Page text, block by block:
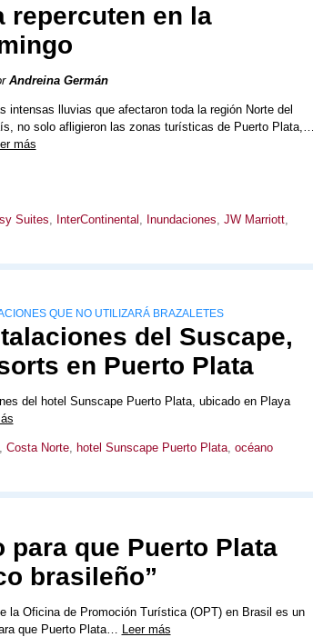
repercuten en la
Andreina Germán
intensas lluvias que afectaron toda la región Norte del
no solo afligieron las zonas turísticas de Puerto Plata,…
más
Suites InterContinental Inundaciones JW Marriott,
QUE NO UTILIZARÁ BRAZALETES
del Suscape,
en Puerto Plata
del hotel Sunscape Puerto Plata, ubicado en Playa
Costa Norte, hotel Sunscape Puerto Plata, océano
para que Puerto Plata
brasileño”
la Oficina de Promoción Turística (OPT) en Brasil es un
que Puerto Plata…
Leer más